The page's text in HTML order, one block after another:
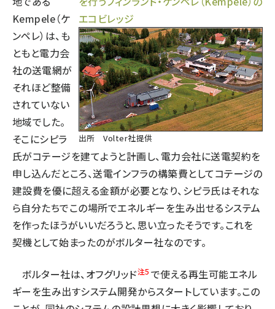
エコビレッジ
出所 Volter社提供
Kempele（ケ
ンペレ）は、も
ともと電力会
社の送電網が
それほど整備
されていない
地域でした。
そこにシピラ
氏がコテージを建てようと計画し、電力会社に送電契約を
申し込んだところ、送電インフラの構築費としてコテージの
建設費を優に超える金額が必要となり、シピラ氏はそれな
ら自分たちでこの場所でエネルギーを生み出せるシステム
を作ったほうがいいだろうと、思い立ったそうです。これを
契機として始まったのがボルター社なのです。
ボルター社は、オフグリッド注5 で使える再生可能エネル
ギーを生み出すシステム開発からスタートしています。この